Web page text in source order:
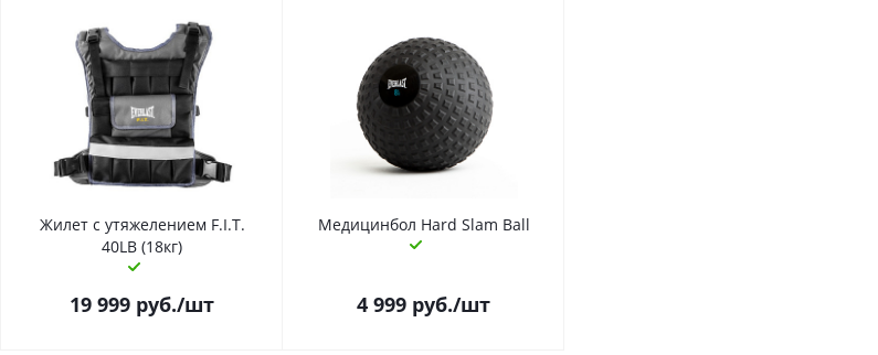
Жилет с утяжелением F.I.T.
40LB (18кг)
19 999 руб./шт
Медицинбол Hard Slam Ball
4 999 руб./шт